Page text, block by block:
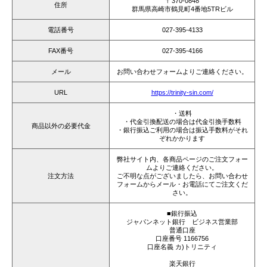
住所
群馬県高崎市鶴見町4番地5TRビル
電話番号 027-395-4133
FAX番号 027-395-4166
メール お問い合わせフォームよりご連絡ください。
URL https://trinity-sin.com/
商品以外の必要代金
・送料
・代金引換配送の場合は代金引換手数料
・銀行振込ご利用の場合は振込手数料がそれ
ぞれかかります
注文方法
弊社サイト内、各商品ページのご注文フォー
ムよりご連絡ください。
ご不明な点がございましたら、お問い合わせ
フォームからメール・お電話にてご注文くだ
さい。
■銀行振込
ジャパンネット銀行 ビジネス営業部
普通口座
口座番号 1166756
口座名義 カ)トリニティ
楽天銀行